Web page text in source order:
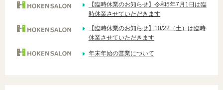
【臨時休業のお知らせ】令和5年7月1日は臨
時休業させていただきます
【臨時休業のお知らせ】10/22（土）は臨時
休業させていただきます
年末年始の営業について